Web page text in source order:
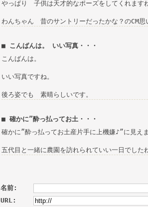
やっぱり 子供は天才的なポーズをしてくれます
わんちゃん 昔のサントリーだったかな？のCM思
■ こんばんは。 いい写真・・・
こんばんは。
いい写真ですね。
後ろ姿でも 素晴らしいです。
■ 確かに”酔っ払ってお土・・・
確かに”酔っ払ってお土産片手に上機嫌♪”に見え
五代目と一緒に農園を訪れられていい一日でした
名前:
URL: